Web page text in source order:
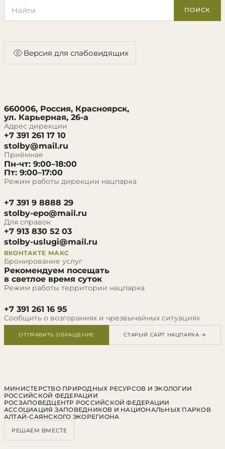
ПОИСК
Версия для слабовидящих
660006, Россия, Красноярск,
ул. Карьерная, 26-а
Адрес дирекции
+7 391 261 17 10
stolby@mail.ru
Приёмная
Пн-чт: 9:00–18:00
Пт: 9:00–17:00
Режим работы дирекции нацпарка
+7 391 9 8888 29
stolby-epo@mail.ru
Для справок
+7 913 830 52 03
stolby-uslugi@mail.ru
ВКОНТАКТЕ МАКС
Бронирование услуг
Рекомендуем посещать
в светлое время суток
Режим работы территории нацпарка
+7 391 261 16 95
Сообщить о возгораниях и чрезвычайных ситуациях
ОТПРАВИТЬ ОБРАЩЕНИЕ СТАРЫЙ САЙТ НАЦПАРКА →
МИНИСТЕРСТВО ПРИРОДНЫХ РЕСУРСОВ И ЭКОЛОГИИ
РОССИЙСКОЙ ФЕДЕРАЦИИ
РОСЗАПОВЕДЦЕНТР РОССИЙСКОЙ ФЕДЕРАЦИИ
АССОЦИАЦИЯ ЗАПОВЕДНИКОВ И НАЦИОНАЛЬНЫХ ПАРКОВ
АЛТАЙ-САЯНСКОГО ЭКОРЕГИОНА
РЕШАЕМ ВМЕСТЕ